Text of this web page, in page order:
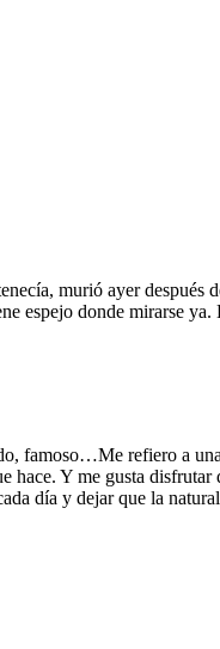
murió ayer después
donde mirarse ya.
famoso…Me refiero a
hace. Y me gusta
día y dejar que la